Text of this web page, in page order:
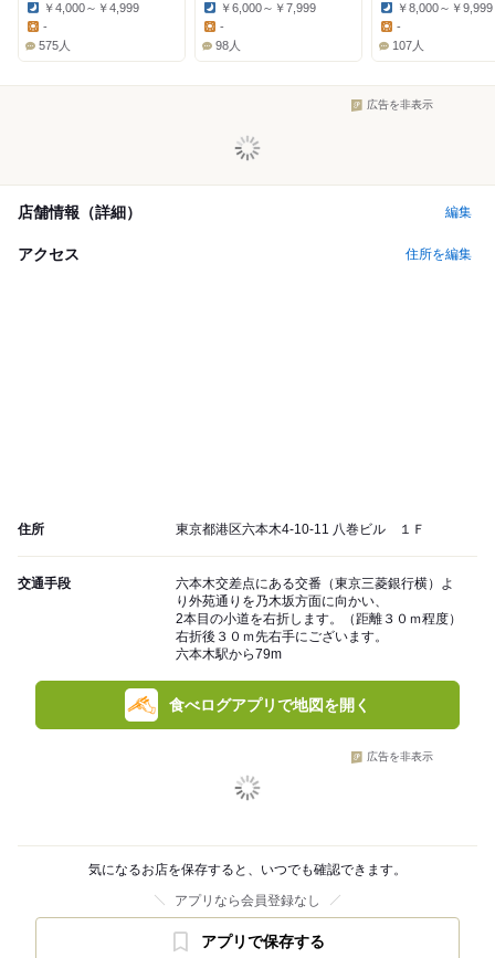
Dinner:
￥4,000～￥4,999
-
575人
Dinner:
￥6,000～￥7,999
Lunch:
-
98人
Dinner:
￥8,000～￥9,999
-
107人
広告を非表示
店舗情報（詳細） 編集
アクセス 住所を編集
住所 東京都港区六本木4-10-11 八巻ビル １Ｆ
交通手段
六本木交差点にある交番（東京三菱銀行横）よ
り外苑通りを乃木坂方面に向かい、
2本目の小道を右折します。（距離３０ｍ程度）
右折後３０ｍ先右手にございます。
六本木駅から79m
食べログアプリで地図を開く
広告を非表示
気になるお店を保存すると、いつでも確認できます。
アプリなら会員登録なし
アプリで保存する